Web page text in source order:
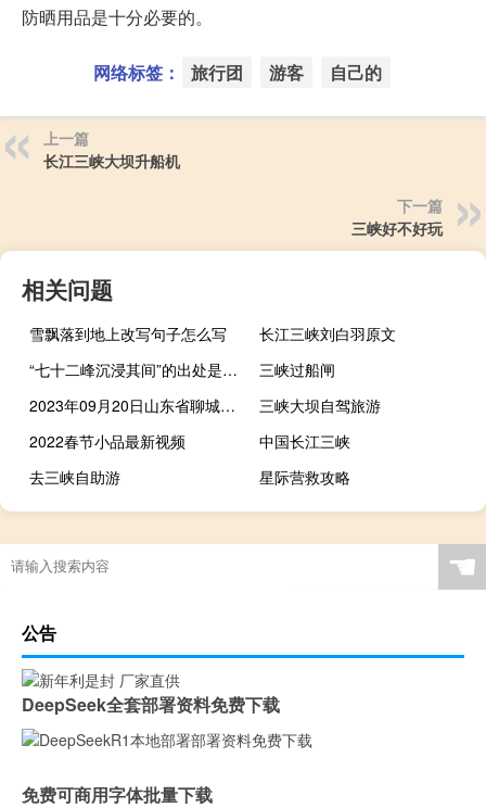
防晒用品是十分必要的。
网络标签： 旅行团 游客 自己的
上一篇
长江三峡大坝升船机
下一篇
三峡好不好玩
相关问题
雪飘落到地上改写句子怎么写
长江三峡刘白羽原文
“七十二峰沉浸其间”的出处是哪里
三峡过船闸
2023年09月20日山东省聊城市疫情大数据-今日/今天疫情全网搜索最新实时消息动态情况通知播报
三峡大坝自驾旅游
2022春节小品最新视频
中国长江三峡
去三峡自助游
星际营救攻略
☚
公告
DeepSeek全套部署资料免费下载
免费可商用字体批量下载